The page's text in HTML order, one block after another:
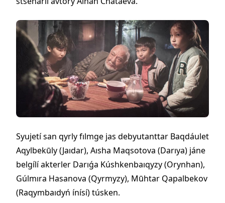
Syujetí san qyrly fılmge jas debyutanttar Baqdáulet
Aqylbekūly (Jaıdar), Aısha Maqsotova (Darıya) jáne
belgílí akterler Darıǵa Kúshkenbaıqyzy (Orynhan),
Gúlmıra Hasanova (Qyrmyzy), Mūhtar Qapalbekov
(Raqymbaıdyń ínísí) túsken.